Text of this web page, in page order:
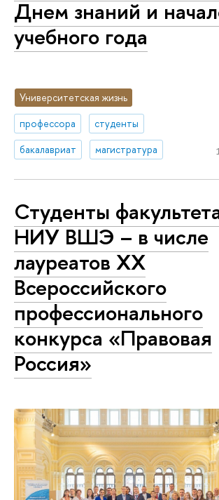
Днем знаний и
учебного года
Университетская жизнь
профессора
студенты
бакалавриат
магистратура
Студенты
НИУ ВШЭ – в числе
лауреатов XX
Всероссийского
профессионального
конкурса «Правовая
Россия»